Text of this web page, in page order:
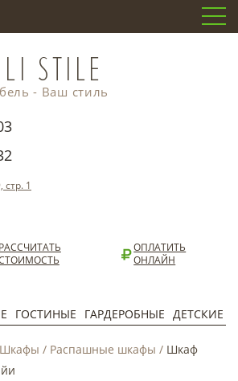
- Ваш стиль
стр. 1
РАССЧИТАТЬ
ОПЛАТИТЬ
ОНЛАЙН
ГОСТИНЫЕ ГАРДЕРОБНЫЕ ДЕТСКИЕ
Шкафы / Распашные шкафы / Шкаф